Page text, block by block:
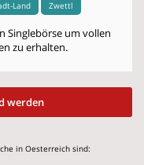
Land Zwettl
Singlebörse um vollen
zu erhalten.
werden
in Oesterreich sind: